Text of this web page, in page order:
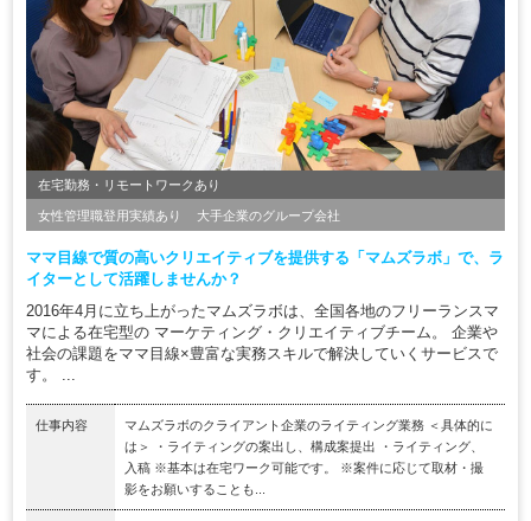
在宅勤務・リモートワークあり
女性管理職登用実績あり 大手企業のグループ会社
ママ目線で質の高いクリエイティブを提供する「マムズラボ」で、ラ
イターとして活躍しませんか？
2016年4月に立ち上がったマムズラボは、全国各地のフリーランスマ
マによる在宅型の マーケティング・クリエイティブチーム。 企業や
社会の課題をママ目線×豊富な実務スキルで解決していくサービスで
す。 ...
仕事内容
マムズラボのクライアント企業のライティング業務 ＜具体的に
は＞ ・ライティングの案出し、構成案提出 ・ライティング、
入稿 ※基本は在宅ワーク可能です。 ※案件に応じて取材・撮
影をお願いすることも...